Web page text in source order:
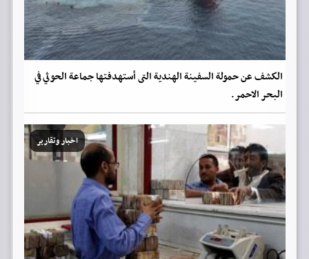
الكشف عن حمولة السفينة الهندية التى أستهدفتها جماعة الحوثي في
البحر الاحمر.
اخبار وتقارير